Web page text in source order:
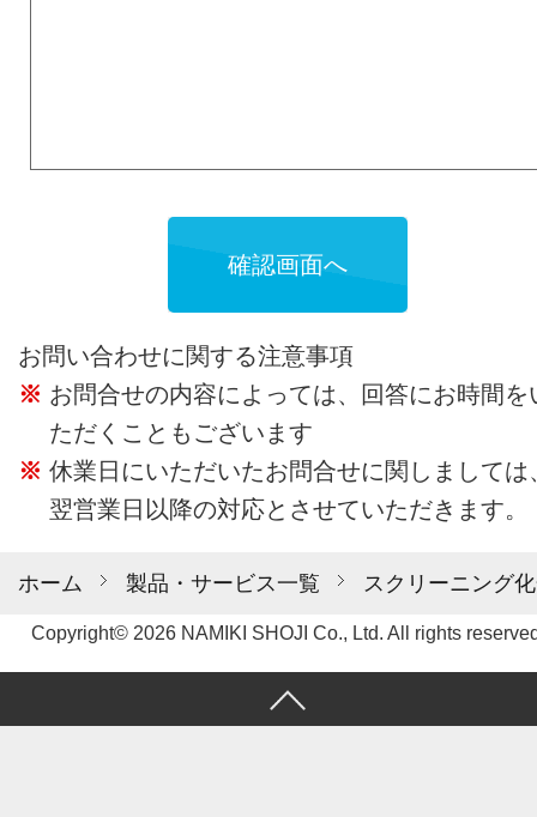
ホーム 製品・サービス一覧 スクリーニング
確認画面へ
お問い合わせに関する注意事項
お問合せの内容によっては、回答にお時間を
ただくこともございます
休業日にいただいたお問合せに関しましては
翌営業日以降の対応とさせていただきます。
Copyright© 2026 NAMIKI SHOJI Co., Ltd. All rights